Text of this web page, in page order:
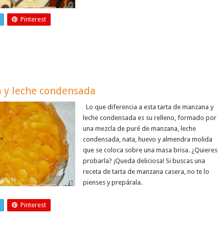
Pinterest
leche condensada
Lo que diferencia a esta tarta de manzana y
leche condensada es su relleno, formado por
una mezcla de puré de manzana, leche
condensada, nata, huevo y almendra molida
que se coloca sobre una masa brisa. ¿Quieres
probarla? ¡Queda deliciosa! Si buscas una
receta de tarta de manzana casera, no te lo
pienses y prepárala.
Pinterest